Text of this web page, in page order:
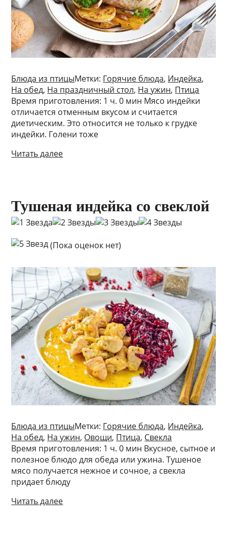
Блюда из птицыМетки: Горячие блюда, Индейка,
На обед, На праздничный стол, На ужин, Птица
Время приготовления: 1 ч. 0 мин Мясо индейки
отличается отменным вкусом и считается
диетическим. Это относится не только к грудке
индейки. Голени тоже
Читать далее
Тушеная индейка со свеклой
(Пока оценок нет)
Блюда из птицыМетки: Горячие блюда, Индейка,
На обед, На ужин, Овощи, Птица, Свекла
Время приготовления: 1 ч. 0 мин Вкусное, сытное и
полезное блюдо для обеда или ужина. Тушеное
мясо получается нежное и сочное, а свекла
придает блюду
Читать далее